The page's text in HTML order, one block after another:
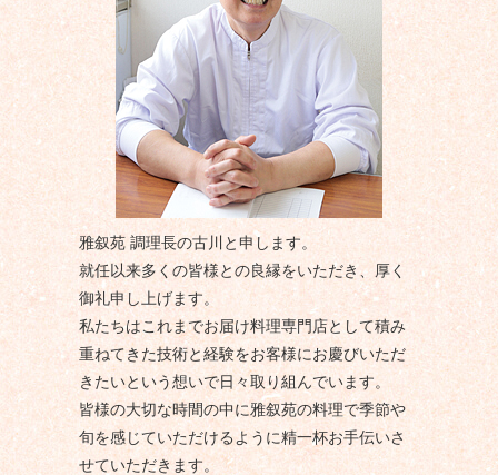
雅叙苑 調理長の古川と申します。
就任以来多くの皆様との良縁をいただき、厚く
御礼申し上げます。
私たちはこれまでお届け料理専門店として積み
重ねてきた技術と経験をお客様にお慶びいただ
きたいという想いで日々取り組んでいます。
皆様の大切な時間の中に雅叙苑の料理で季節や
旬を感じていただけるように精一杯お手伝いさ
せていただきます。